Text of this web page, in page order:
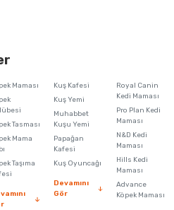
Maması
Tasması
Mama
Taşıma
Kuş Kafesi
Kuş Yemi
Muhabbet
Kuşu Yemi
Papağan
Kafesi
Kuş Oyuncağı
Devamını
Gör
Royal Canin
Kedi Maması
Pro Plan Kedi
Maması
N&D Kedi
Maması
Hills Kedi
Maması
Advance
Köpek Maması